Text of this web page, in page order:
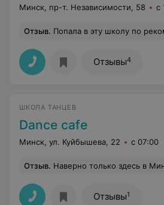
Минск, пр-т. Независимости, 58 с
Отзыв. Попала в эту школу по
Отзывы4
ШКОЛА ТАНЦЕВ
Dance cafe
Минск, ул. Куйбышева, 22 с 07:00
Отзыв. Наверно только здесь в Минске преподают парный танец Weast Coast Swing, все кто занимаются парными танцами, думаю, что
Отзывы1